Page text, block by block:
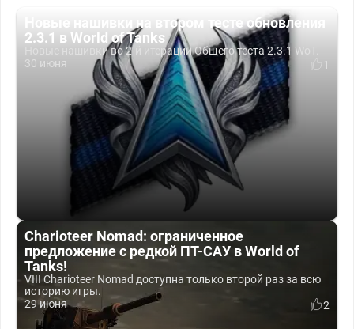
Новые нашивки на втором тесте обновления
2.3.1 в World of Tanks
Новые нашивки во 2-й итерации Общего теста 2.3.1 WoT.
30 июня
1
Charioteer Nomad: ограниченное
предложение с редкой ПТ-САУ в World of
Tanks!
VIII Charioteer Nomad доступна только второй раз за всю
историю игры.
29 июня
2